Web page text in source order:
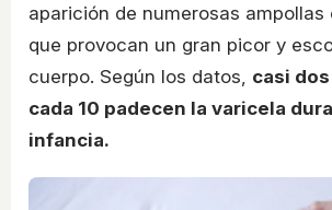
aparición de numerosas ampollas
que provocan un gran picor y
cuerpo. Según los datos, casi
cada 10 padecen la varicela
infancia.